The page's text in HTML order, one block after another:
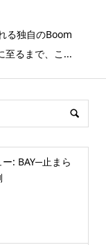
る独自のBoom
至るまで、こ...
: BAY─止まら